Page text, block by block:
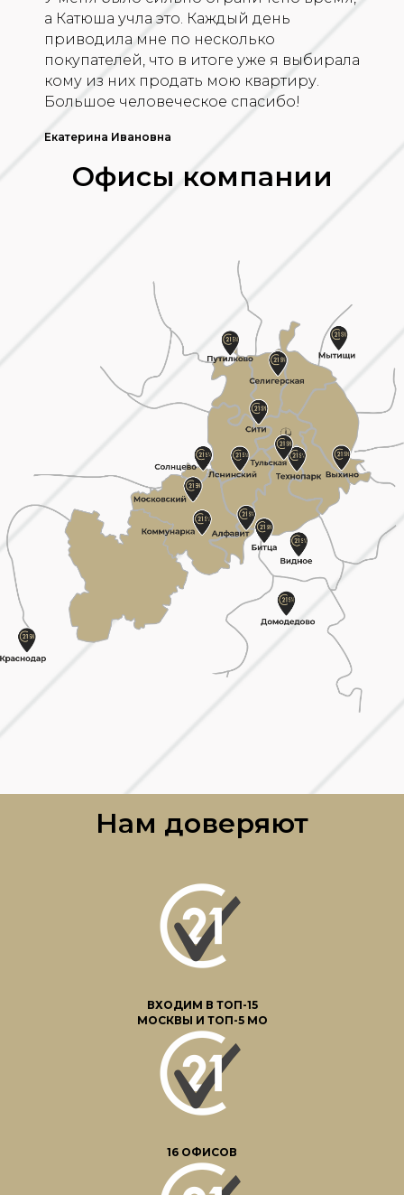
а Катюша учла это. Каждый день
приводила мне по несколько
покупателей, что в итоге уже я выбирала
кому из них продать мою квартиру.
Большое человеческое спасибо!
Екатерина Ивановна
Офисы компании
Нам доверяют
ВХОДИМ В ТОП-15
МОСКВЫ И ТОП-5 МО
16 ОФИСОВ